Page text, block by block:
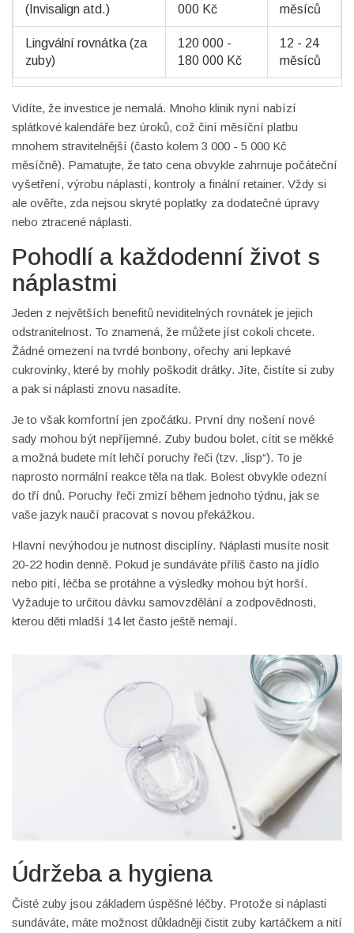
(Invisalign atd.)
000 Kč
měsíců
Lingvální rovnátka (za
zuby)
120 000 -
180 000 Kč
12 - 24
měsíců
Vidíte, že investice je nemalá. Mnoho klinik nyní nabízí
splátkové kalendáře bez úroků, což činí měsíční platbu
mnohem stravitelnější (často kolem 3 000 - 5 000 Kč
měsíčně). Pamatujte, že tato cena obvykle zahrnuje počáteční
vyšetření, výrobu náplastí, kontroly a finální retainer. Vždy si
ale ověřte, zda nejsou skryté poplatky za dodatečné úpravy
nebo ztracené náplasti.
Pohodlí a každodenní život s
náplastmi
Jeden z největších benefitů neviditelných rovnátek je jejich
odstranitelnost. To znamená, že můžete jíst cokoli chcete.
Žádné omezení na tvrdé bonbony, ořechy ani lepkavé
cukrovinky, které by mohly poškodit drátky. Jíte, čistíte si zuby
a pak si náplasti znovu nasadíte.
Je to však komfortní jen zpočátku. První dny nošení nové
sady mohou být nepříjemné. Zuby budou bolet, cítit se měkké
a možná budete mít lehčí poruchy řeči (tzv. „lisp“). To je
naprosto normální reakce těla na tlak. Bolest obvykle odezní
do tří dnů. Poruchy řeči zmizí během jednoho týdnu, jak se
vaše jazyk naučí pracovat s novou překážkou.
Hlavní nevýhodou je nutnost disciplíny. Náplasti musíte nosit
20-22 hodin denně. Pokud je sundáváte příliš často na jídlo
nebo pití, léčba se protáhne a výsledky mohou být horší.
Vyžaduje to určitou dávku samovzdělání a zodpovědnosti,
kterou děti mladší 14 let často ještě nemají.
Údržeba a hygiena
Čisté zuby jsou základem úspěšné léčby. Protože si náplasti
sundáváte, máte možnost důkladněji čistit zuby kartáčkem a nití